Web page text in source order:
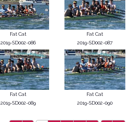
Fat Cat
2019-SD002-086
Fat Cat
2019-SD002-087
Fat Cat
2019-SD002-089
Fat Cat
2019-SD002-090